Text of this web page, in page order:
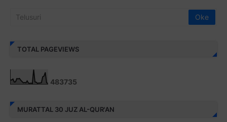
TOTAL PAGEVIEWS
483735
MURATTAL 30 JUZ AL-QUR'AN